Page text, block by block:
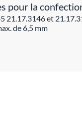
pour la
21.17.3146 et
de 6,5 mm